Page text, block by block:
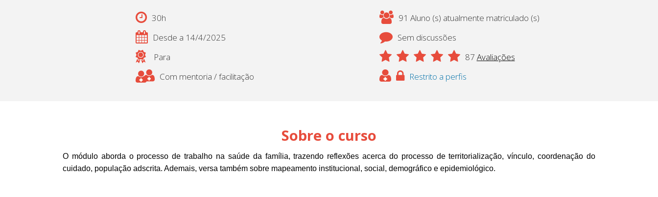
30h
91 Aluno (s) atualmente matriculado (s)
Desde a 14/4/2025
Sem discussões
Para
87 Avaliações
Com mentoria / facilitação
Restrito a perfis
Sobre o curso
O módulo aborda o processo de trabalho na saúde da família, trazendo reflexões acerca do processo de territorialização, vínculo, coordenação do
cuidado, população adscrita. Ademais, versa também sobre mapeamento institucional, social, demográfico e epidemiológico.